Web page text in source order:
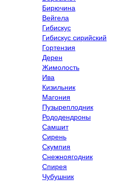
Бирючина
Вейгела
Гибискус
Гибискус сирийский
Гортензия
Дерен
Жимолость
Ива
Кизильник
Магония
Пузыреплодник
Рододендроны
Самшит
Сирень
Скумпия
Снежноягодник
Спирея
Чубушник